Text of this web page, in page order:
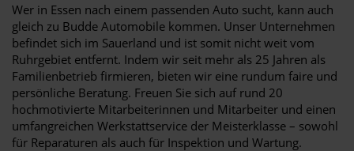
Wer in Essen nach einem passenden Auto sucht, kann auch
gleich zu Budde Automobile kommen. Unser Unternehmen
befindet sich im Sauerland und ist somit nicht weit vom
Ruhrgebiet entfernt. Indem wir seit mehr als 25 Jahren als
Familienbetrieb firmieren, bieten wir eine rundum faire und
persönliche Beratung. Freuen Sie sich auf rund 20
hochmotivierte Mitarbeiterinnen und Mitarbeiter und einen
umfangreichen Werkstattservice der Meisterklasse – sowohl
für Reparaturen als auch für Inspektion und Wartung.